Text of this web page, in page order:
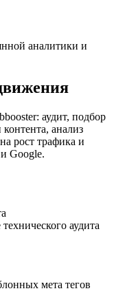
аналитики и
аудит, подбор
анализ
рост трафика и
Google.
аудита
мета тегов